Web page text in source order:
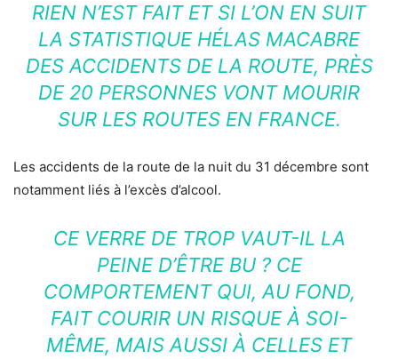
RIEN N’EST FAIT ET SI L’ON EN SUIT
LA STATISTIQUE HÉLAS MACABRE
DES ACCIDENTS DE LA ROUTE, PRÈS
DE 20 PERSONNES VONT MOURIR
SUR LES ROUTES EN FRANCE.
Les accidents de la route de la nuit du 31 décembre sont
notamment liés à l’excès d’alcool.
CE VERRE DE TROP VAUT-IL LA
PEINE D’ÊTRE BU ? CE
COMPORTEMENT QUI, AU FOND,
FAIT COURIR UN RISQUE À SOI-
MÊME, MAIS AUSSI À CELLES ET